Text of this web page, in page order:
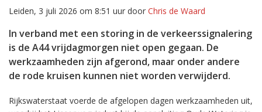
Leiden, 3 juli 2026 om 8:51 uur door Chris de Waard
In verband met een storing in de verkeerssignalering
is de A44 vrijdagmorgen niet open gegaan. De
werkzaamheden zijn afgerond, maar onder andere
de rode kruisen kunnen niet worden verwijderd.
Rijkswaterstaat voerde de afgelopen dagen werkzaamheden uit,